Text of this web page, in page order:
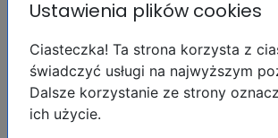
Twoje miesięczne płatności
Ustawienia plików cookies
Ciasteczka! Ta strona korzysta z
świadczyć usługi na najwyższym
Dalsze korzystanie ze strony
ich użycie.